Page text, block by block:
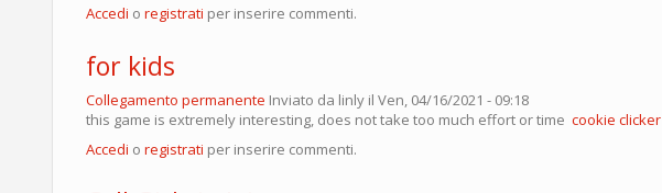
Accedi o registrati per inserire commenti.
for kids
Collegamento permanente Inviato da linly il Ven, 04/16/2021 - 09:18
this game is extremely interesting, does not take too much effort or time cookie clicker
Accedi o registrati per inserire commenti.